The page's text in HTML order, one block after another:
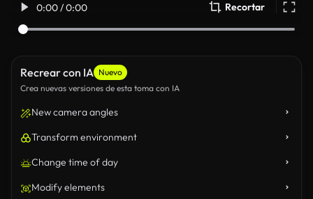
0:00 / 0:00 Recortar
Recrear con IA Nuevo
Crea nuevas versiones de esta toma con IA
New camera angles
Transform environment
Change time of day
Modify elements